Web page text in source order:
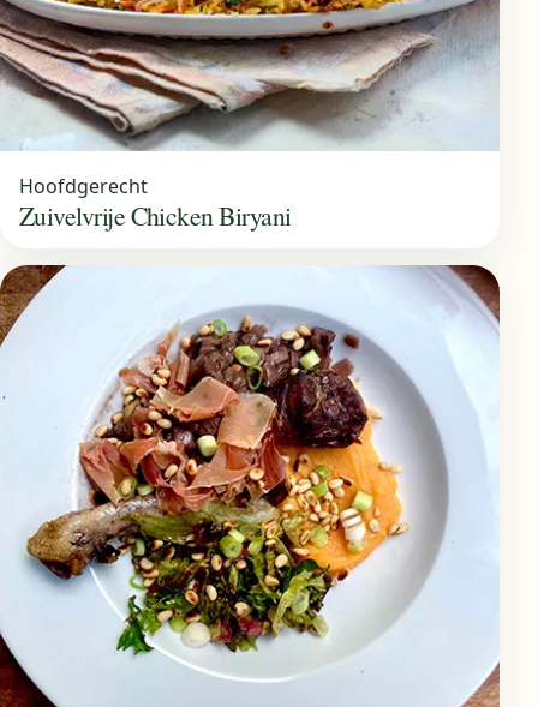
Hoofdgerecht
Zuivelvrije Chicken Biryani